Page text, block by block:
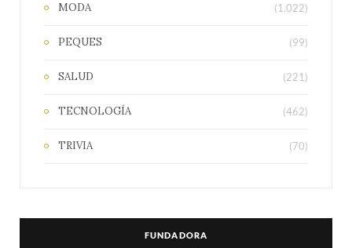
MODA (1.022)
PEQUES (99)
SALUD (221)
TECNOLOGÍA (462)
TRIVIA (70)
FUNDADORA